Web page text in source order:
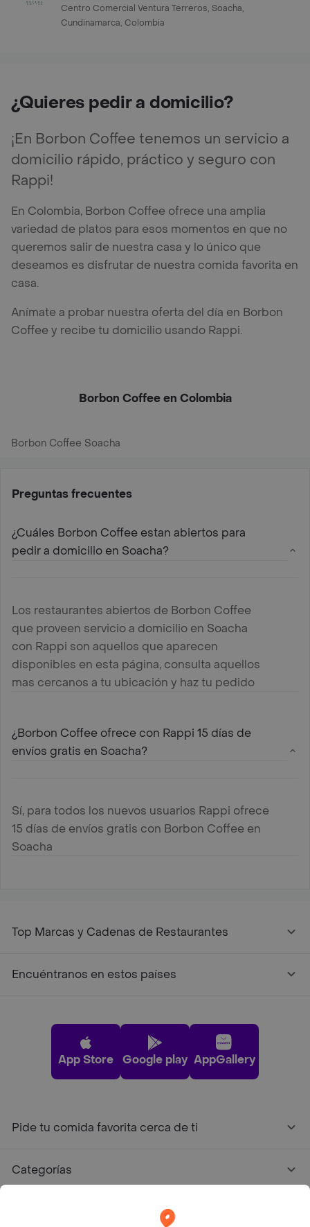
Centro Comercial Ventura Terreros, Soacha,
Cundinamarca, Colombia
¿Quieres pedir a domicilio?
¡En Borbon Coffee tenemos un servicio a
domicilio rápido, práctico y seguro con
Rappi!
En Colombia, Borbon Coffee ofrece una amplia
variedad de platos para esos momentos en que no
queremos salir de nuestra casa y lo único que
deseamos es disfrutar de nuestra comida favorita en
casa.
Anímate a probar nuestra oferta del día en Borbon
Coffee y recibe tu domicilio usando Rappi.
Borbon Coffee en Colombia
Borbon Coffee Soacha
Preguntas frecuentes
¿Cuáles Borbon Coffee estan abiertos para
pedir a domicilio en Soacha?
Los restaurantes abiertos de Borbon Coffee
que proveen servicio a domicilio en Soacha
con Rappi son aquellos que aparecen
disponibles en esta página, consulta aquellos
mas cercanos a tu ubicación y haz tu pedido
¿Borbon Coffee ofrece con Rappi 15 días de
envíos gratis en Soacha?
Sí, para todos los nuevos usuarios Rappi ofrece
15 días de envíos gratis con Borbon Coffee en
Soacha
Top Marcas y Cadenas de Restaurantes
Encuéntranos en estos países
App Store Google play AppGallery
Pide tu comida favorita cerca de ti
Categorías